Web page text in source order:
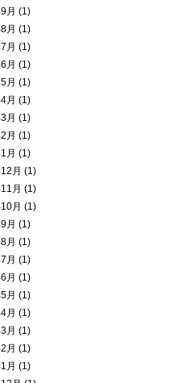
月 (1)
月 (1)
月 (1)
月 (1)
月 (1)
月 (1)
月 (1)
月 (1)
月 (1)
月 (1)
月 (1)
月 (1)
月 (1)
月 (1)
月 (1)
月 (1)
月 (1)
月 (1)
月 (1)
月 (1)
月 (1)